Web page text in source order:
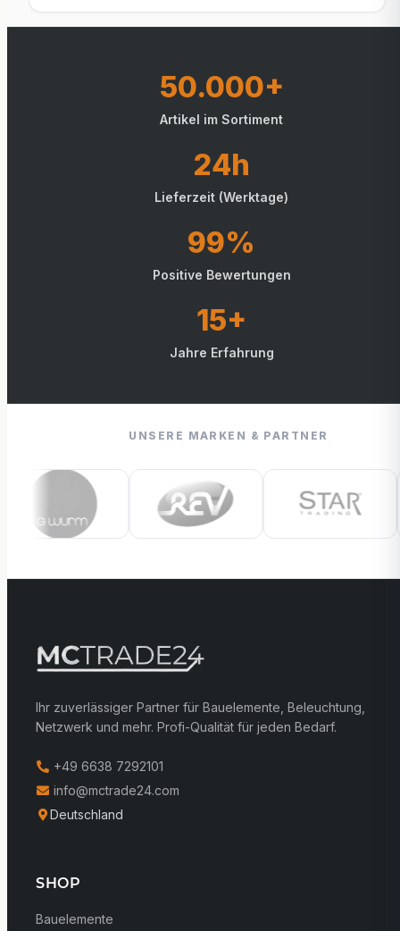
50.000+
Artikel im Sortiment
24h
Lieferzeit (Werktage)
99%
Positive Bewertungen
15+
Jahre Erfahrung
UNSERE MARKEN & PARTNER
Ihr zuverlässiger Partner für Bauelemente, Beleuchtung,
Netzwerk und mehr. Profi-Qualität für jeden Bedarf.
+49 6638 7292101
info@mctrade24.com
Deutschland
SHOP
Bauelemente